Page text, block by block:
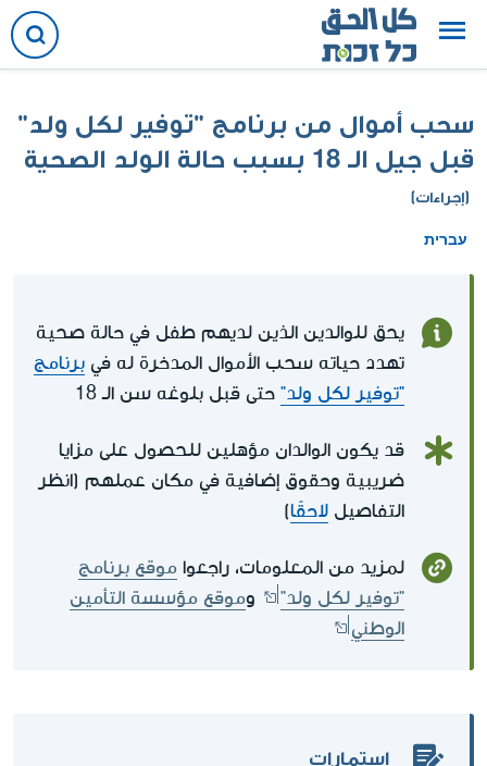
سحب أموال من برنامج "توفير لكل ولد"
قبل جيل الـ 18 بسبب حالة الولد الصحية
(إجراءات)
עברית
يحق للوالدين الذين لديهم طفل في حالة صحية
تهدد حياته سحب الأموال المدخرة له في برنامج
"توفير لكل ولد" حتى قبل بلوغه سن الـ 18
قد يكون الوالدان مؤهلين للحصول على مزايا
ضريبية وحقوق إضافية في مكان عملهم (انظر
التفاصيل لاحقًا)
لمزيد من المعلومات، راجعوا موقع برنامج
"توفير لكل ولد"
وموقع مؤسسة التأمين
الوطني
استمارات